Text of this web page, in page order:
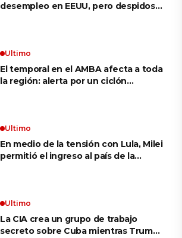
desempleo en EEUU, pero despidos
Ultimo
El temporal en el AMBA afecta a toda
la región: alerta por un ciclón
Ultimo
En medio de la tensión con Lula, Milei
permitió el ingreso al país de la
Ultimo
La CIA crea un grupo de trabajo
secreto sobre Cuba mientras Trump